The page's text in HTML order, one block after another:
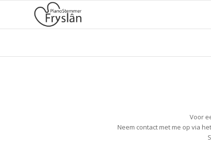
Voor
Neem contact met me op via